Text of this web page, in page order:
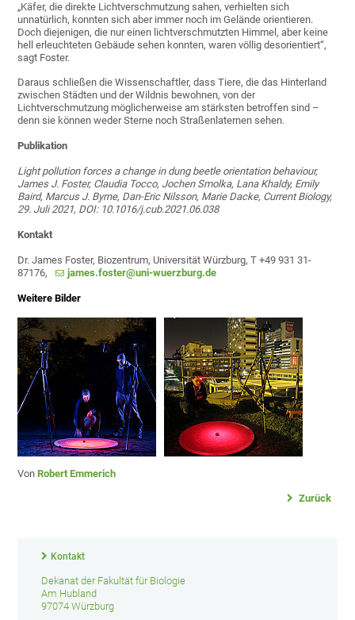
„Käfer, die direkte Lichtverschmutzung sahen, verhielten sich
unnatürlich, konnten sich aber immer noch im Gelände orientieren.
Doch diejenigen, die nur einen lichtverschmutzten Himmel, aber keine
hell erleuchteten Gebäude sehen konnten, waren völlig desorientiert“,
sagt Foster.
Daraus schließen die Wissenschaftler, dass Tiere, die das Hinterland
zwischen Städten und der Wildnis bewohnen, von der
Lichtverschmutzung möglicherweise am stärksten betroffen sind –
denn sie können weder Sterne noch Straßenlaternen sehen.
Publikation
Light pollution forces a change in dung beetle orientation behaviour,
James J. Foster, Claudia Tocco, Jochen Smolka, Lana Khaldy, Emily
Baird, Marcus J. Byrne, Dan-Eric Nilsson, Marie Dacke, Current Biology,
29. Juli 2021, DOI: 10.1016/j.cub.2021.06.038
Kontakt
Dr. James Foster, Biozentrum, Universität Würzburg, T +49 931 31-
87176,
james.foster@uni-wuerzburg.de
Weitere Bilder
VonRobert Emmerich
Zurück
Kontakt
Dekanat der Fakultät für Biologie
Am Hubland
97074 Würzburg